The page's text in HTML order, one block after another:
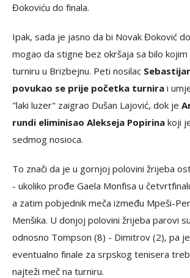
Đokoviću do finala.
Ipak, sada je jasno da bi Novak Đoković
mogao da stigne bez okršaja sa bilo kojim
turniru u Brizbejnu. Peti nosilac
povukao se prije početka turnira i
"laki luzer" zaigrao Dušan Lajović, dok je
rundi eliminisao Alekseja Popirina koji
sedmog nosioca.
To znači da je u gornjoj polovini žrijeba
- ukoliko prođe Gaela Monfisa u
a zatim pobjednik meča između Mpeši-
Menšika. U donjoj polovini žrijeba parovi
odnosno Tompson (8) - Dimitrov (2), pa
eventualno finale za srpskog tenisera
najteži meč na turniru.